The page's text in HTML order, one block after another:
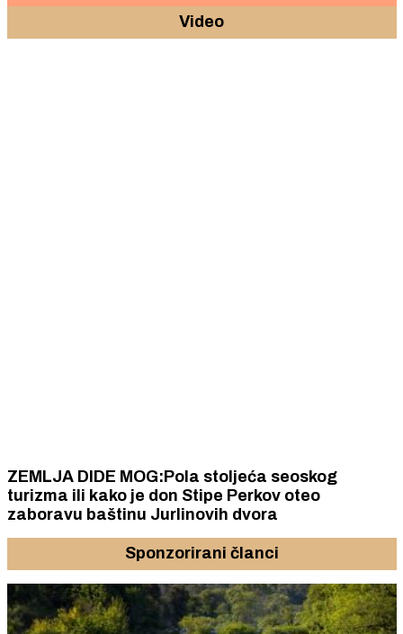
Video
ZEMLJA DIDE MOG:Pola stoljeća seoskog
turizma ili kako je don Stipe Perkov oteo
zaboravu baštinu Jurlinovih dvora
Sponzorirani članci